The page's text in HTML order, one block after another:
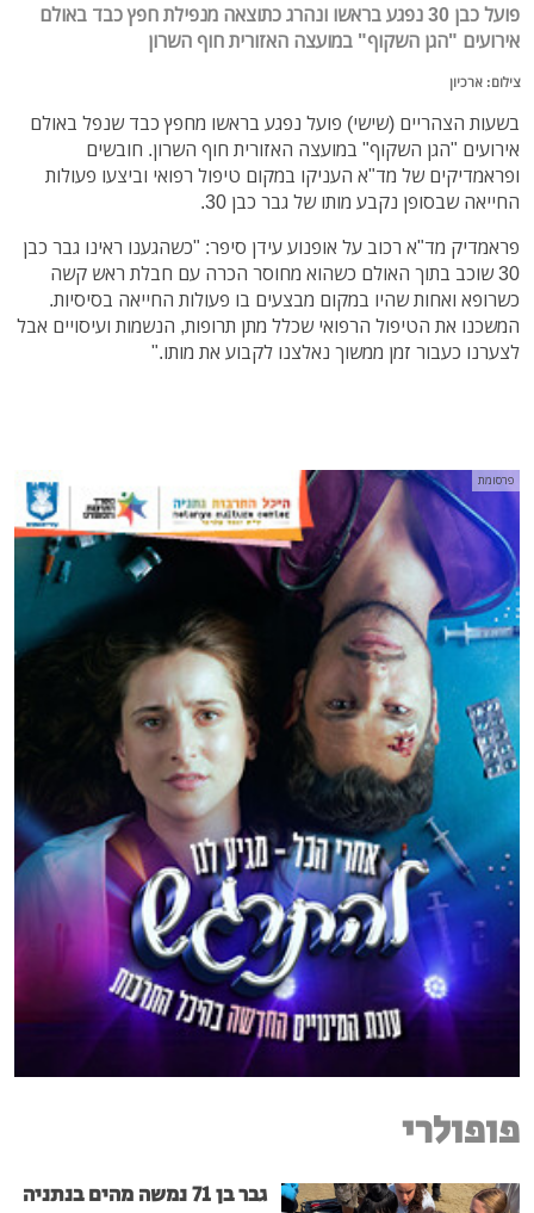
פועל כבן 30 נפגע בראשו ונהרג כתוצאה מנפילת חפץ כבד באולם
אירועים "הגן השקוף" במועצה האזורית חוף השרון
צילום: ארכיון
בשעות הצהריים (שישי) פועל נפגע בראשו מחפץ כבד שנפל באולם
אירועים "הגן השקוף" במועצה האזורית חוף השרון. חובשים
ופראמדיקים של מד"א העניקו במקום טיפול רפואי וביצעו פעולות
החייאה שבסופן נקבע מותו של גבר כבן 30.
פראמדיק מד"א רכוב על אופנוע עידן סיפר: "כשהגענו ראינו גבר כבן
30 שוכב בתוך האולם כשהוא מחוסר הכרה עם חבלת ראש קשה
כשרופא ואחות שהיו במקום מבצעים בו פעולות החייאה בסיסיות.
המשכנו את הטיפול הרפואי שכלל מתן תרופות, הנשמות ועיסויים אבל
לצערנו כעבור זמן ממשוך נאלצנו לקבוע את מותו."
פרסומת
פופולרי
גבר בן 71 נמשה מהים בנתניה